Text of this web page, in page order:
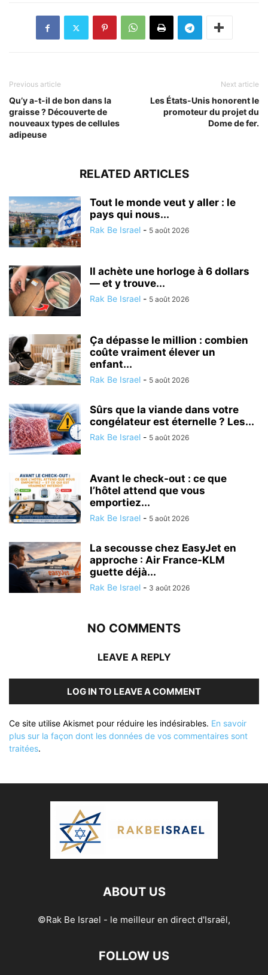
Previous article
Qu’y a-t-il de bon dans la
graisse ? Découverte de
nouveaux types de cellules
adipeuse
Next article
Les États-Unis honorent le
promoteur du projet du
Dome de fer.
RELATED ARTICLES
Tout le monde veut y aller : le
pays qui nous...
Rak Be Israel - 5 août 2026
Il achète une horloge à 6 dollars
— et y trouve...
Rak Be Israel - 5 août 2026
Ça dépasse le million : combien
coûte vraiment élever un
enfant...
Rak Be Israel - 5 août 2026
Sûrs que la viande dans votre
congélateur est éternelle ? Les...
Rak Be Israel - 5 août 2026
Avant le check-out : ce que
l’hôtel attend que vous
emportiez...
Rak Be Israel - 5 août 2026
La secousse chez EasyJet en
approche : Air France-KLM
guette déjà...
Rak Be Israel - 3 août 2026
NO COMMENTS
LEAVE A REPLY
LOG IN TO LEAVE A COMMENT
Ce site utilise Akismet pour réduire les indésirables. En savoir
plus sur la façon dont les données de vos commentaires sont
traitées.
ABOUT US
©Rak Be Israel - le meilleur en direct d'Israël,
FOLLOW US